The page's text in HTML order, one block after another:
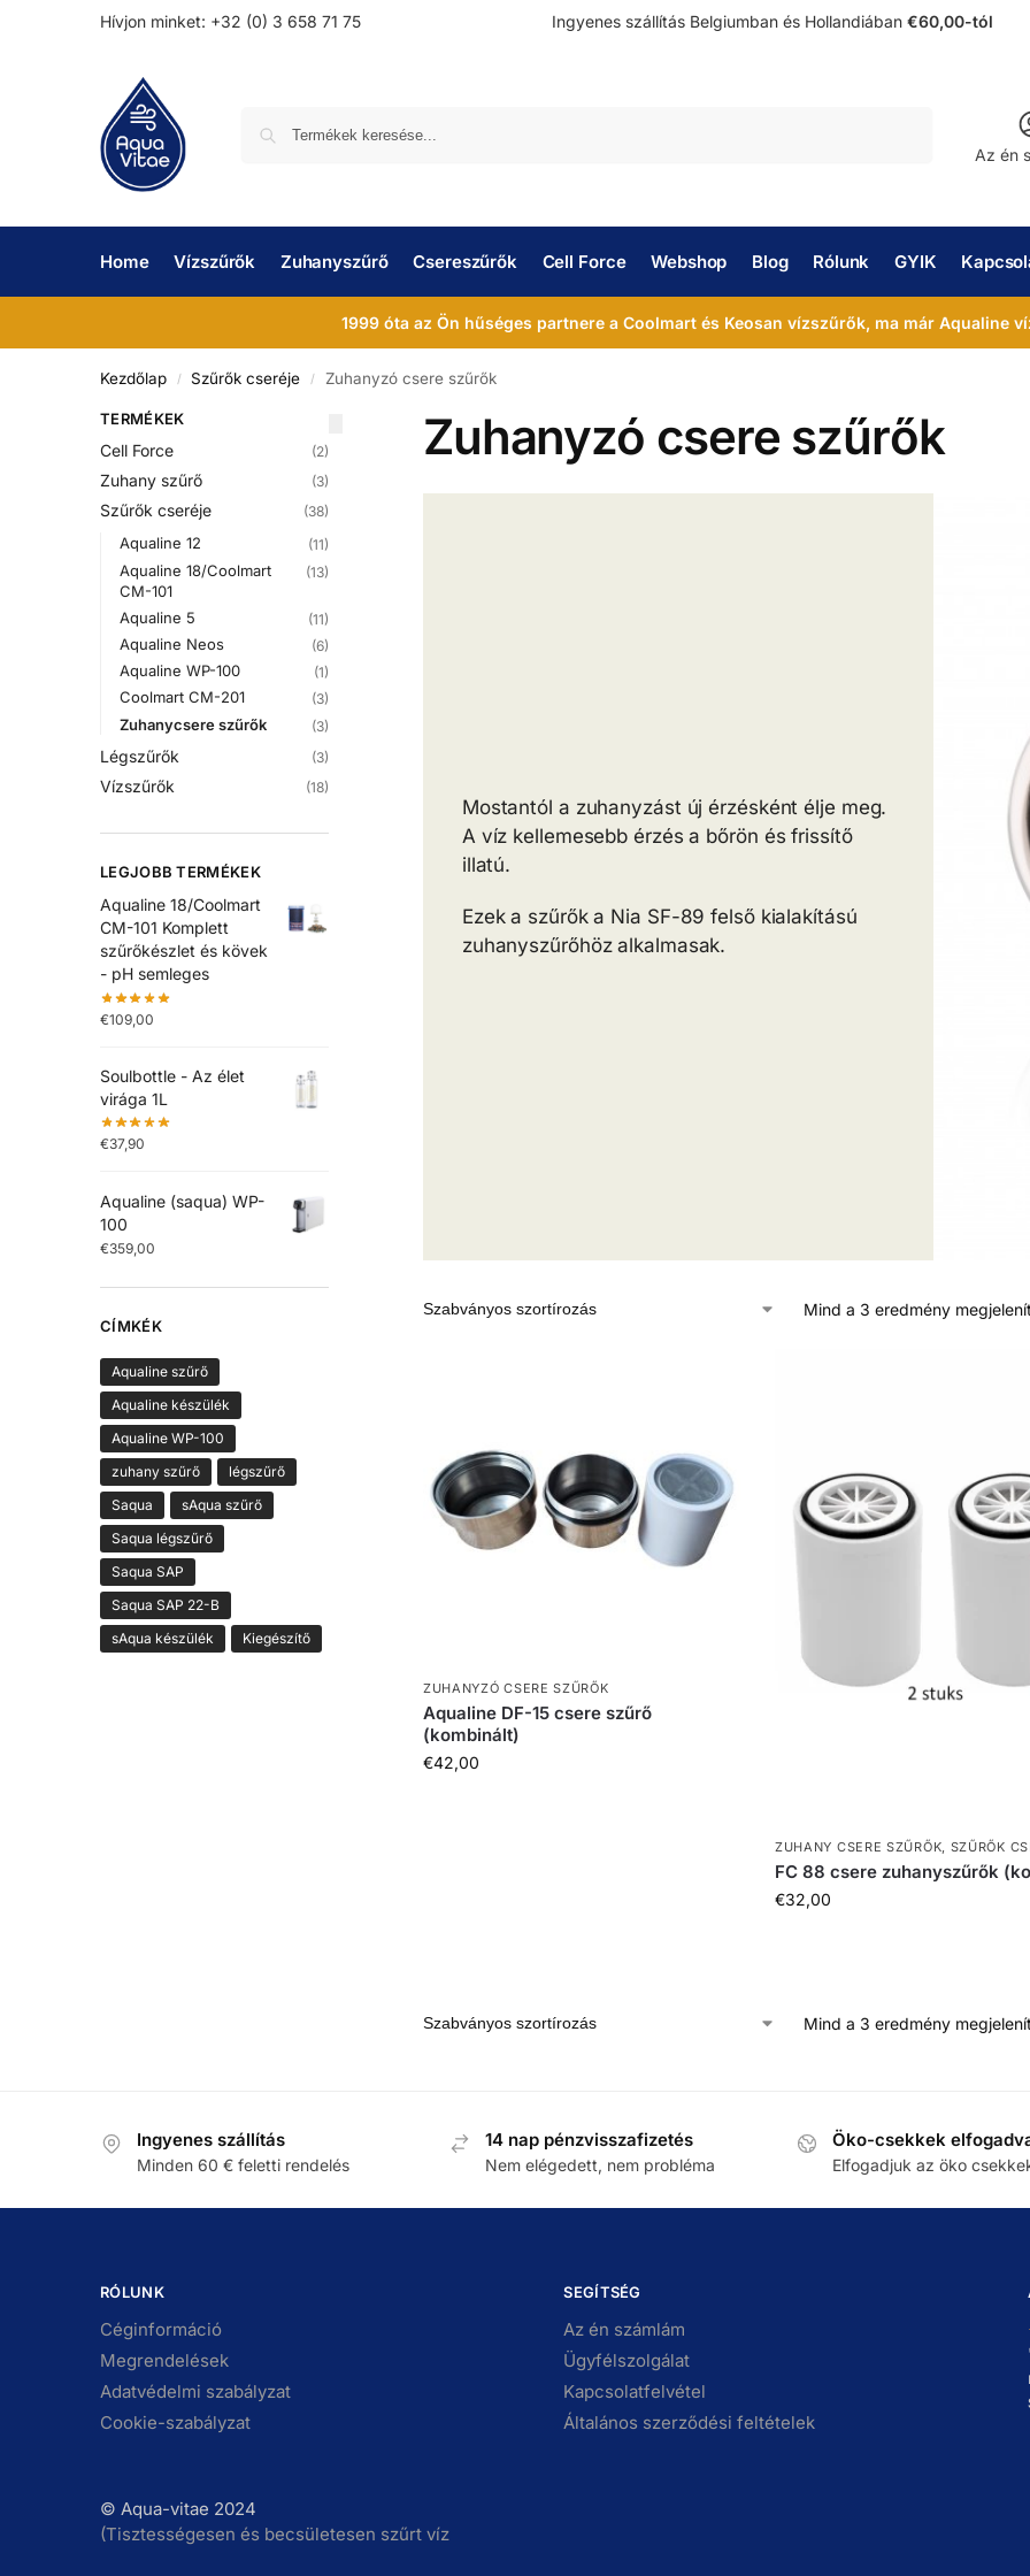
Hívjon minket: +32 (0) 3 658 71 75 Ingyenes szállítás Belgiumban és Hollandiában €60,00-tól
Az én
Home Vízszűrők Zuhanyszűrő Csereszűrők Cell Force Webshop Blog Rólunk GYIK
1999 óta az Ön hűséges partnere a Coolmart és Keosan vízszűrők, ma már Aqualine
Kezdőlap / Szűrők cseréje / Zuhanyzó csere szűrők
Zuhanyzó csere szűrők
Mostantól a zuhanyzást új érzésként élje meg.
A víz kellemesebb érzés a bőrön és frissítő
illatú.
Ezek a szűrők a Nia SF-89 felső kialakítású
zuhanyszűrőhöz alkalmasak.
Mind a 3 eredmény
ZUHANYZÓ CSERE SZŰRŐK
Aqualine DF-15 csere szűrő
(kombinált)
€42,00
ZUHANY CSERE SZŰRŐK, SZŰRŐK
FC 88 csere zuhanyszűrők
€32,00
Mind a 3 eredmény
TERMÉKEK
Cell Force (2)
Zuhany szűrő (3)
Szűrők cseréje (38)
Aqualine 12 (11)
Aqualine 18/Coolmart
CM-101
(13)
Aqualine 5 (11)
Aqualine Neos (6)
Aqualine WP-100 (1)
Coolmart CM-201 (3)
Zuhanycsere szűrők (3)
Légszűrők (3)
Vízszűrők (18)
LEGJOBB TERMÉKEK
Aqualine 18/Coolmart
CM-101 Komplett
szűrőkészlet és kövek
- pH semleges
€109,00
Soulbottle - Az élet
virága 1L
€37,90
Aqualine (saqua) WP-
100
€359,00
CÍMKÉK
Aqualine szűrő
Aqualine készülék
Aqualine WP-100
zuhany szűrő
légszűrő
Saqua
sAqua szűrő
Saqua légszűrő
Saqua SAP
Saqua SAP 22-B
sAqua készülék
Kiegészítő
Ingyenes szállítás
Minden 60 € feletti rendelés
14 nap pénzvisszafizetés
Nem elégedett, nem probléma
Öko-csekkek
Elfogadjuk az öko
RÓLUNK
Céginformáció
Megrendelések
Adatvédelmi szabályzat
Cookie-szabályzat
SEGÍTSÉG
Az én számlám
Ügyfélszolgálat
Kapcsolatfelvétel
Általános szerződési feltételek
© Aqua-vitae 2024
(Tisztességesen és becsületesen szűrt víz